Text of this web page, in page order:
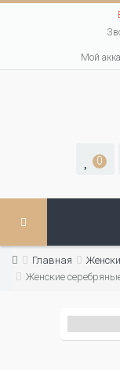
Мой
0
Главная
Женские